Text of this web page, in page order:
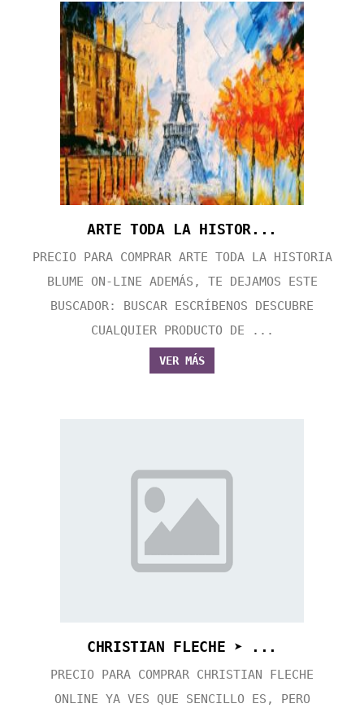
ARTE TODA LA HISTOR...
PRECIO PARA COMPRAR ARTE TODA LA HISTORIA
BLUME ON-LINE ADEMÁS, TE DEJAMOS ESTE
BUSCADOR: BUSCAR ESCRÍBENOS DESCUBRE
CUALQUIER PRODUCTO DE ...
VER MÁS
CHRISTIAN FLECHE ➤ ...
PRECIO PARA COMPRAR CHRISTIAN FLECHE
ONLINE YA VES QUE SENCILLO ES, PERO